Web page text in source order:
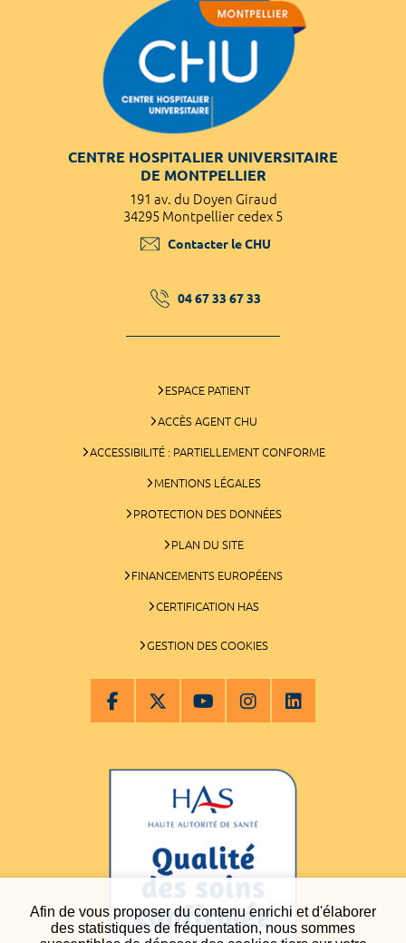
Afin de vous proposer du contenu enrichi et d'élaborer
des statistiques de fréquentation, nous sommes
CENTRE HOSPITALIER UNIVERSITAIRE
DE MONTPELLIER
191 av. du Doyen Giraud
34295 Montpellier cedex 5
Contacter le CHU
04 67 33 67 33
ESPACE PATIENT
ACCÈS AGENT CHU
ACCESSIBILITÉ : PARTIELLEMENT CONFORME
MENTIONS LÉGALES
PROTECTION DES DONNÉES
PLAN DU SITE
FINANCEMENTS EUROPÉENS
CERTIFICATION HAS
GESTION DES COOKIES